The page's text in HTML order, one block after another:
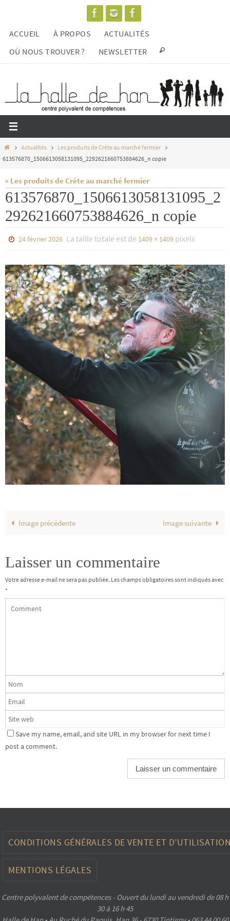
contenu
ACCUEIL À PROPOS
ACTUALITÉS
OÙ NOUS TROUVER ?
NEWSLETTER
HomeActualités
Les produits de Crète au marché fermier
613576870_1506613058131095_2292621660753884626_n copie
« Les produits de Crète au marché fermier
613576870_1506613058131095_2
292621660753884626_n copie
24 février 2026 La taille totale est de 1409 × 1409 pixels
Image précédente Image suivante
Laisser un commentaire
Votre adresse e-mail ne sera pas publiée. Les champs obligatoires sont indiqués avec
*
Save my name, email, and site URL in my browser for next time I
post a comment.
CONDITIONS GÉNÉRALES DE VENTE ET
MENTIONS LÉGALES
Centre polyvalent de compétences - Ouvert du lundi au vendredi de 08 h
30 à 16 h 45